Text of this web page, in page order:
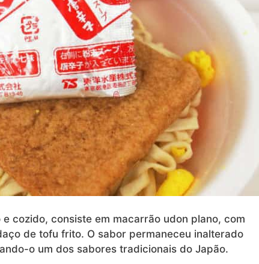
cozido, consiste em macarrão udon plano, com
de tofu frito. O sabor permaneceu inalterado
o um dos sabores tradicionais do Japão.